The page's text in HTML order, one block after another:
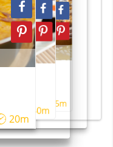
20m
40m
55m